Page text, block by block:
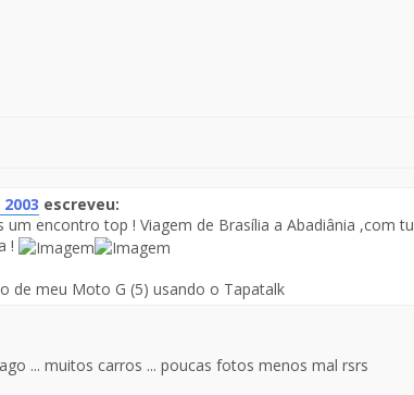
escreveu:
um encontro top ! Viagem de Brasília a Abadiânia ,com
!
de meu Moto G (5) usando o Tapatalk
... muitos carros ... poucas fotos menos mal rsrs